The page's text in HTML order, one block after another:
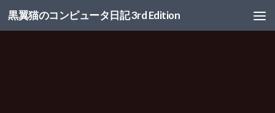
コンテンツへスキップ
黒翼猫のコンピュータ日記 3rd Edition